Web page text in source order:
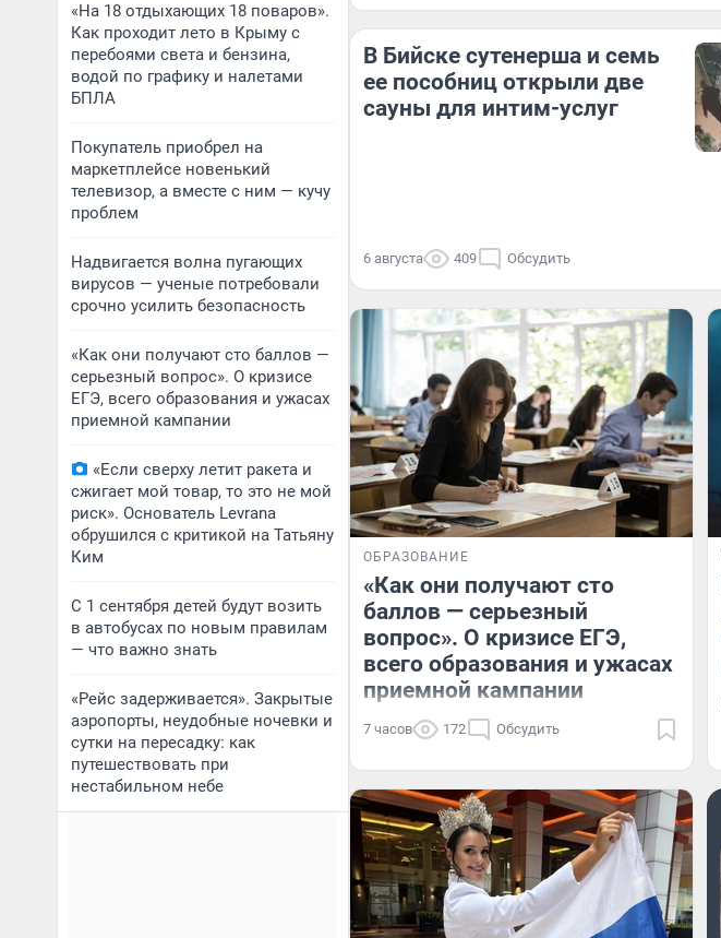
«На 18 отдыхающих 18 поваров».
Как проходит лето в Крыму с
перебоями света и бензина,
водой по графику и налетами
БПЛА
Покупатель приобрел на
маркетплейсе новенький
телевизор, а вместе с ним — кучу
проблем
Надвигается волна пугающих
вирусов — ученые потребовали
срочно усилить безопасность
«Как они получают сто баллов —
серьезный вопрос». О кризисе
ЕГЭ, всего образования и ужасах
приемной кампании
«Если сверху летит ракета и
сжигает мой товар, то это не мой
риск». Основатель Levrana
обрушился с критикой на Татьяну
Ким
С 1 сентября детей будут возить
в автобусах по новым правилам
— что важно знать
«Рейс задерживается». Закрытые
аэропорты, неудобные ночевки и
сутки на пересадку: как
путешествовать при
нестабильном небе
В Бийске сутенерша и семь
ее пособниц открыли две
сауны для интим-услуг
6 августа 409 Обсудить
ОБРАЗОВАНИЕ
«Как они получают сто
баллов — серьезный
вопрос». О кризисе ЕГЭ,
всего образования и ужасах
приемной кампании
7 часов 172 Обсудить